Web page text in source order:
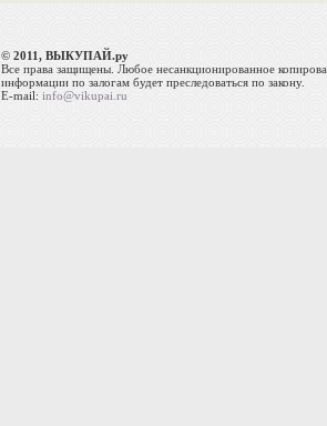
© 2011, ВЫКУПАЙ.ру
Все права защищены. Любое несанкционированное
информации по залогам будет преследоваться по закону.
E-mail:info@vikupai.ru